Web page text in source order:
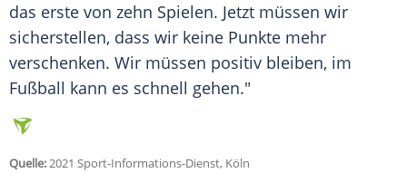
das erste von zehn Spielen. Jetzt müssen wir
sicherstellen, dass wir keine Punkte mehr
verschenken. Wir müssen positiv bleiben, im
Fußball kann es schnell gehen."
Quelle:2021 Sport-Informations-Dienst, Köln